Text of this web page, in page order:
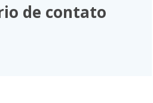
de contato